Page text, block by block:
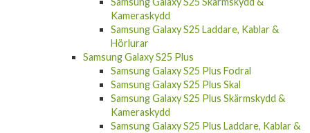
Kameraskydd
Samsung Galaxy S25 Laddare, Kablar &
Hörlurar
Samsung Galaxy S25 Plus
Samsung Galaxy S25 Plus Fodral
Samsung Galaxy S25 Plus Skal
Samsung Galaxy S25 Plus Skärmskydd &
Kameraskydd
Samsung Galaxy S25 Plus Laddare, Kablar &